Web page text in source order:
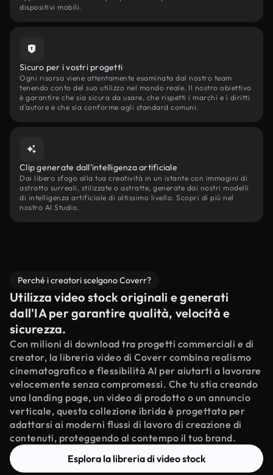
dispositivi mobili.
Sicuro per i vostri progetti
Ogni risorsa viene attentamente esaminata dal nostro team
tenendo conto del suo utilizzo nel mondo reale. Il nostro obiettivo
è garantire che sia sicura da usare, che rispetti i marchi e i diritti
d'autore e che sia conforme agli standard comuni.
Clip generate dall'intelligenza artificiale
Dai libero sfogo alla tua creatività in un istante con immagini di
astratto surreali, stilizzate o astratte, generate dai nostri modelli
di intelligenza artificiale di altissimo livello. Scopri di più nel
nostro AI Studio.
Perché i creatori scelgono Coverr?
Utilizza video stock originali e generati
dall'IA per garantire qualità, velocità e
sicurezza.
Con milioni di download tra progetti commerciali e di
creator, la libreria video di Coverr combina realismo
cinematografico e flessibilità AI per aiutarti a lavorare
velocemente senza compromessi. Che tu stia creando
una landing page, un video di prodotto o un annuncio
verticale, questa collezione ibrida è progettata per
adattarsi ai moderni flussi di lavoro di creazione di
contenuti, proteggendo al contempo il tuo brand.
Esplora la libreria di video stock